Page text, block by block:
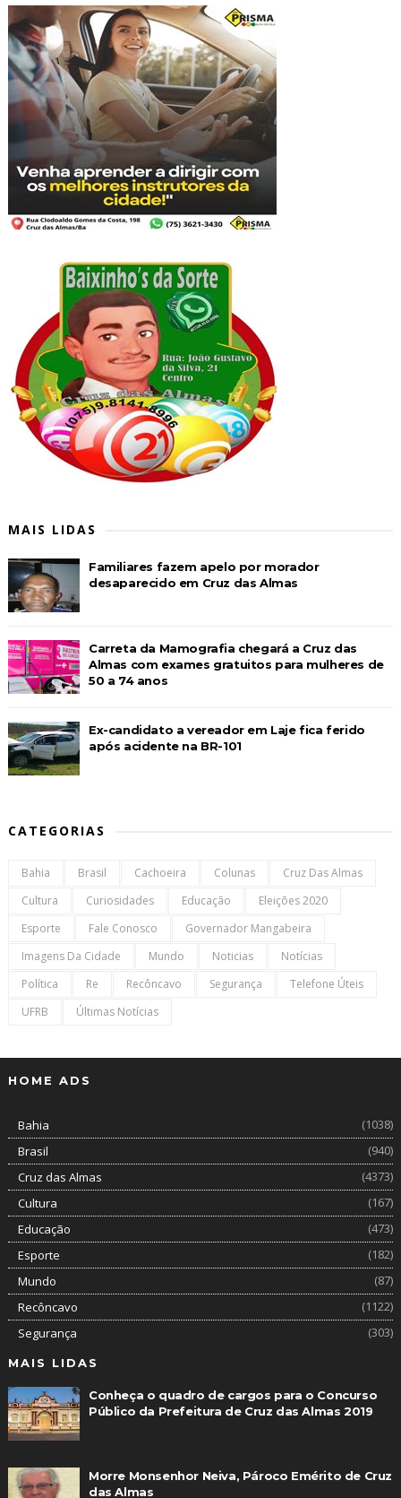
MAIS LIDAS
Familiares fazem apelo por morador
desaparecido em Cruz das Almas
Carreta da Mamografia chegará a Cruz das
Almas com exames gratuitos para mulheres de
50 a 74 anos
Ex-candidato a vereador em Laje fica ferido
após acidente na BR-101
CATEGORIAS
Bahia Brasil Cachoeira Colunas
Cruz Das Almas
Cultura
Curiosidades Educação
Eleições 2020
Esporte
Fale Conosco
Governador Mangabeira
Imagens Da Cidade
Mundo Noticias
Notícias
Política
Re Recôncavo Segurança
Telefone Úteis
UFRB
Últimas Notícias
HOME ADS
Bahia
(1038)
Brasil
(940)
Cruz das Almas
(4373)
Cultura
(167)
Educação
(473)
Esporte
(182)
Mundo
(87)
Recôncavo
(1122)
Segurança
(303)
MAIS LIDAS
Conheça o quadro de cargos para o Concurso
Público da Prefeitura de Cruz das Almas 2019
Morre Monsenhor Neiva, Pároco Emérito de Cruz
das Almas